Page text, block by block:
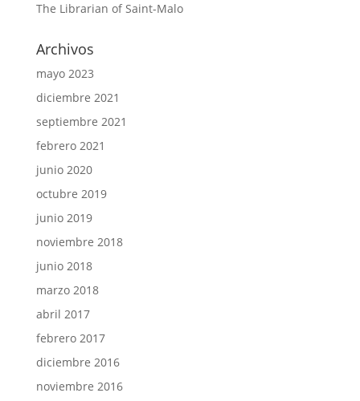
The Librarian of Saint-Malo
Archivos
mayo 2023
diciembre 2021
septiembre 2021
febrero 2021
junio 2020
octubre 2019
junio 2019
noviembre 2018
junio 2018
marzo 2018
abril 2017
febrero 2017
diciembre 2016
noviembre 2016